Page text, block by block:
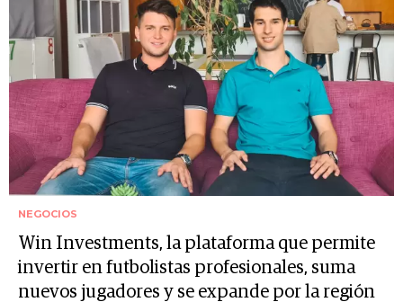
NEGOCIOS
Win Investments, la plataforma que permite
invertir en futbolistas profesionales, suma
nuevos jugadores y se expande por la región